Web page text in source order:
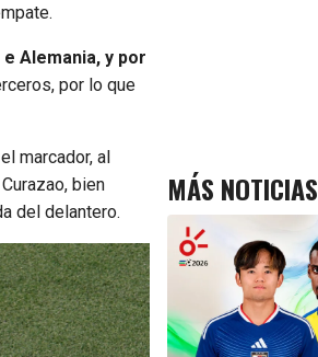
Alemania, y por
por lo que
marcador, al
bien
del delantero.
MÁS NOTICIAS